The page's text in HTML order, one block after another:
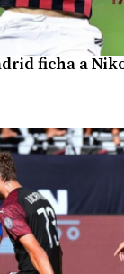
ficha a